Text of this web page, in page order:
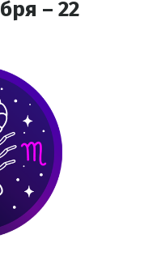
– 22